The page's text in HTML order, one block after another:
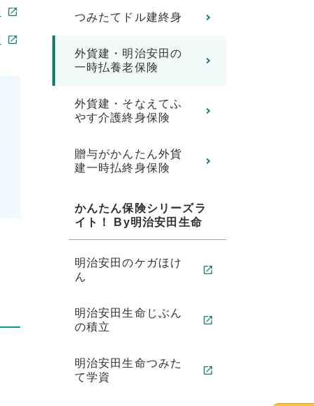
つみたてドル建終身
外貨建・明治安田の
一時払養老保険
外貨建・そなえてふ
やす介護終身保険
贈与がかんたん外貨
建一時払終身保険
かんたん保険シリーズラ
イト！ By明治安田生命
明治安田のケガほけ
ん
明治安田生命じぶん
の積立
明治安田生命つみた
て学資